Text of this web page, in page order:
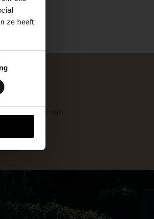
ze heeft
leverancier van